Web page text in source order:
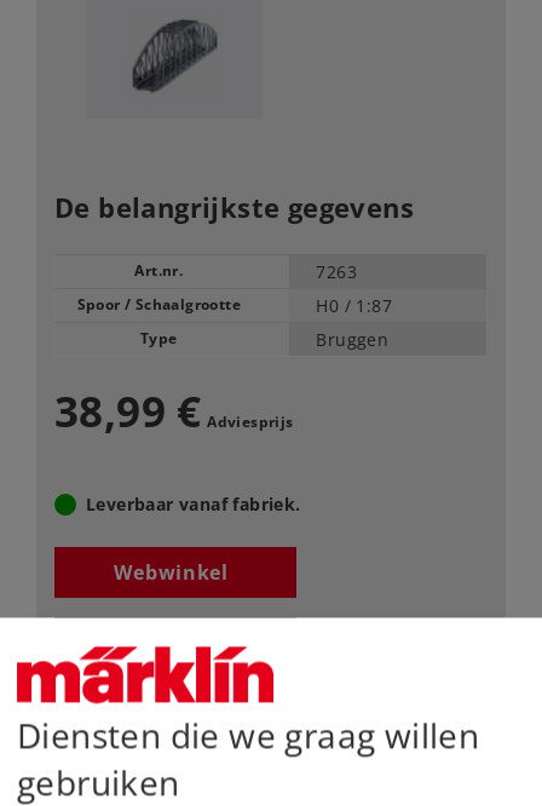
De belangrijkste gegevens
Art.nr. 7263
Spoor / Schaalgrootte H0 / 1:87
Type Bruggen
38,99 € Adviesprijs
Leverbaar vanaf fabriek.
Webwinkel
Dealer zoeken
Downloads
Onderdelen bestellen
Diensten die we graag willen
gebruiken